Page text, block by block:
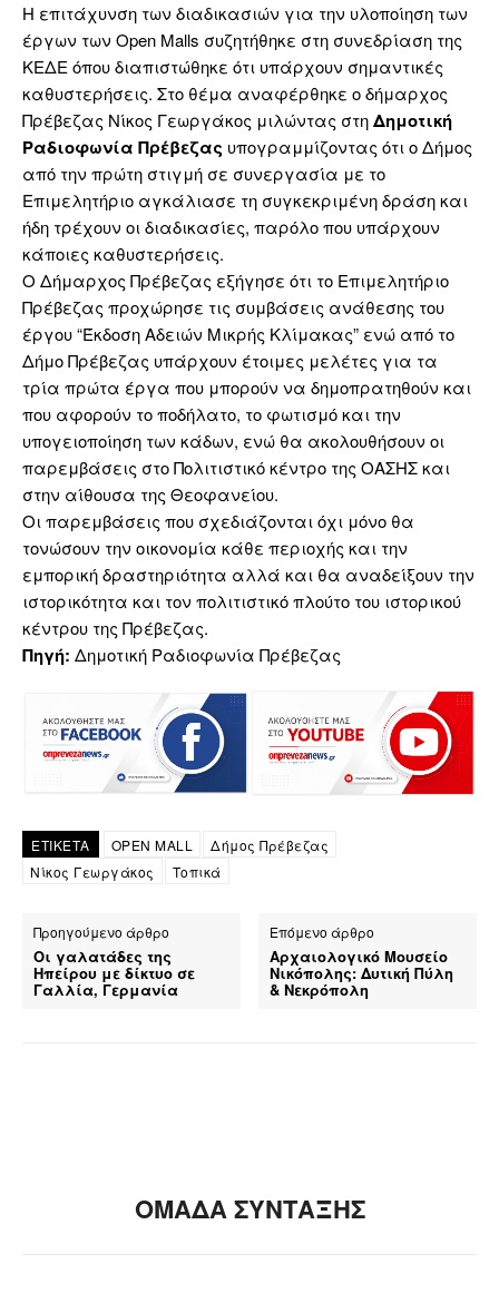
Η επιτάχυνση των διαδικασιών για την υλοποίηση των
έργων των Open Malls συζητήθηκε στη συνεδρίαση της
ΚΕΔΕ όπου διαπιστώθηκε ότι υπάρχουν σημαντικές
καθυστερήσεις. Στο θέμα αναφέρθηκε ο δήμαρχος
Πρέβεζας Νίκος Γεωργάκος μιλώντας στηΔημοτική
Ραδιοφωνία Πρέβεζας υπογραμμίζοντας ότι ο Δήμος
από την πρώτη στιγμή σε συνεργασία με το
Επιμελητήριο αγκάλιασε τη συγκεκριμένη δράση και
ήδη τρέχουν οι διαδικασίες, παρόλο που υπάρχουν
κάποιες καθυστερήσεις.
Ο Δήμαρχος Πρέβεζας εξήγησε ότι το Επιμελητήριο
Πρέβεζας προχώρησε τις συμβάσεις ανάθεσης του
έργου “Έκδοση Αδειών Μικρής Κλίμακας” ενώ από το
Δήμο Πρέβεζας υπάρχουν έτοιμες μελέτες για τα
τρία πρώτα έργα που μπορούν να δημοπρατηθούν και
που αφορούν το ποδήλατο, το φωτισμό και την
υπογειοποίηση των κάδων, ενώ θα ακολουθήσουν οι
παρεμβάσεις στο Πολιτιστικό κέντρο της ΟΑΣΗΣ και
στην αίθουσα της Θεοφανείου.
Οι παρεμβάσεις που σχεδιάζονται όχι μόνο θα
τονώσουν την οικονομία κάθε περιοχής και την
εμπορική δραστηριότητα αλλά και θα αναδείξουν την
ιστορικότητα και τον πολιτιστικό πλούτο του ιστορικού
κέντρου της Πρέβεζας.
Πηγή: Δημοτική Ραδιοφωνία Πρέβεζας
ΕΤΙΚΕΤΑ OPEN MALL
Δήμος Πρέβεζας
Νίκος Γεωργάκος
Τοπικά
Προηγούμενο άρθρο
Οι γαλατάδες της
Ηπείρου με δίκτυο σε
Γαλλία, Γερμανία
Επόμενο άρθρο
Αρχαιολογικό Μουσείο
Νικόπολης: Δυτική Πύλη
& Νεκρόπολη
ΟΜΑΔΑ ΣΥΝΤΑΞΗΣ